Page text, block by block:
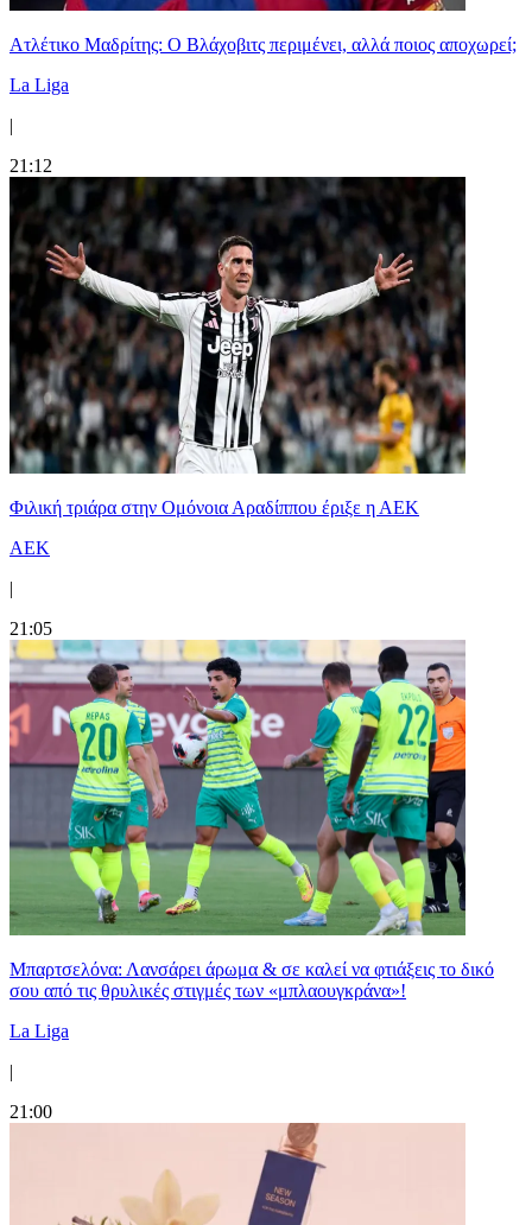
Ατλέτικο Μαδρίτης: Ο Βλάχοβιτς περιμένει, αλλά ποιος αποχωρεί;
La Liga
|
21:12
Φιλική τριάρα στην Ομόνοια Αραδίππου έριξε η ΑΕΚ
ΑΕΚ
|
21:05
Μπαρτσελόνα: Λανσάρει άρωμα & σε καλεί να φτιάξεις το δικό
σου από τις θρυλικές στιγμές των «μπλαουγκράνα»!
La Liga
|
21:00